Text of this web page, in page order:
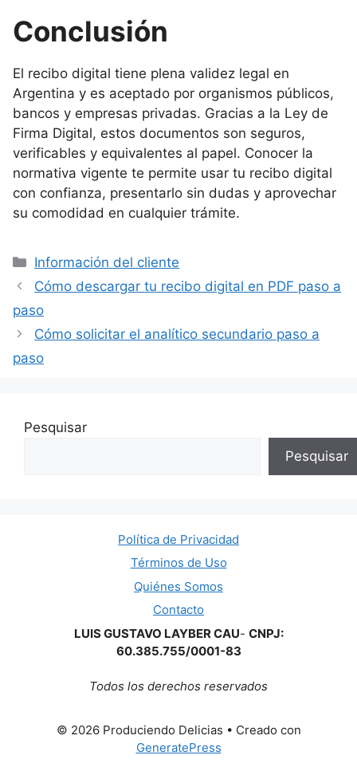
Conclusión
El recibo digital tiene plena validez legal en
Argentina y es aceptado por organismos públicos,
bancos y empresas privadas. Gracias a la Ley de
Firma Digital, estos documentos son seguros,
verificables y equivalentes al papel. Conocer la
normativa vigente te permite usar tu recibo digital
con confianza, presentarlo sin dudas y aprovechar
su comodidad en cualquier trámite.
Categorías
Información del cliente
Cómo descargar tu recibo digital en PDF paso a
paso
Cómo solicitar el analítico secundario paso a
paso
Pesquisar
Pesquisar
Política de Privacidad
Términos de Uso
Quiénes Somos
Contacto
LUIS GUSTAVO LAYBER CAU- CNPJ:
60.385.755/0001-83
Todos los derechos reservados
© 2026 Produciendo Delicias • Creado con
GeneratePress